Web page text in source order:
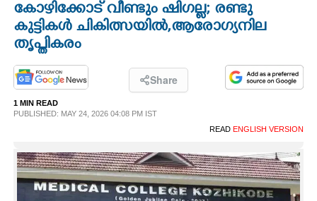
OPINION
PHOTOS
LIFESTYLE
SPIRITUAL
INFO+
കോഴിക്കോട് വീണ്ടും ഷിഗല്ല; രണ്ടു
കുട്ടികൾ ചികിത്സയിൽ,​ആരോഗ്യനില
തൃപ്തികരം
Share
1 MIN READ
PUBLISHED: MAY 24, 2026 04:08 PM IST
READ ENGLISH VERSION